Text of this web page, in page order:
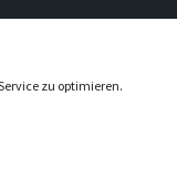
zu optimieren.